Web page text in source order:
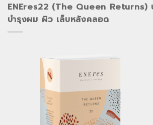
ENEres22 (The Queen Returns)
บำรุงผม ผิว เล็บหลังคลอด